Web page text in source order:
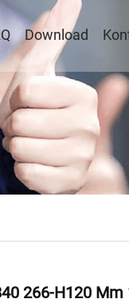
Download
266-H120